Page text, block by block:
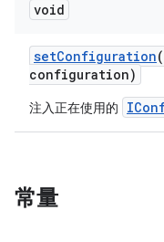
void
setConfiguration(
configuration)
注入正在使用的
常量